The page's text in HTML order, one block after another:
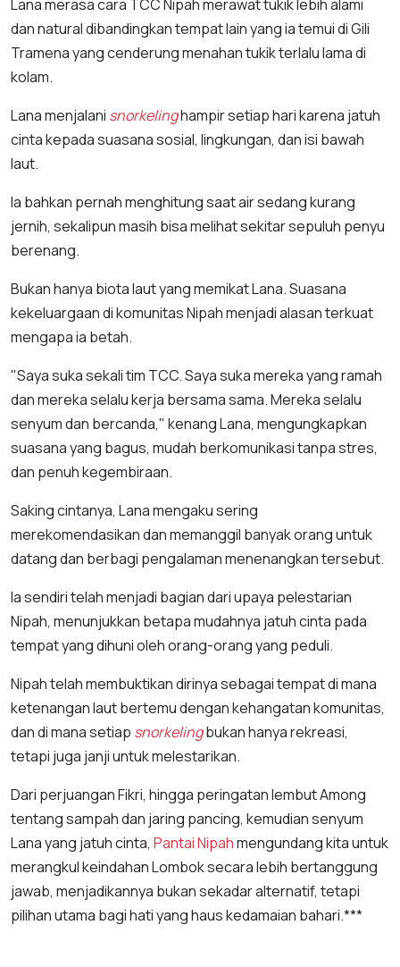
Lana merasa cara TCC Nipah merawat tukik lebih alami
dan natural dibandingkan tempat lain yang ia temui di Gili
Tramena yang cenderung menahan tukik terlalu lama di
kolam.
Lana menjalani snorkelinghampir setiap hari karena jatuh
cinta kepada suasana sosial, lingkungan, dan isi bawah
laut.
Ia bahkan pernah menghitung saat air sedang kurang
jernih, sekalipun masih bisa melihat sekitar sepuluh penyu
berenang.
Bukan hanya biota laut yang memikat Lana. Suasana
kekeluargaan di komunitas Nipah menjadi alasan terkuat
mengapa ia betah.
"Saya suka sekali tim TCC. Saya suka mereka yang ramah
dan mereka selalu kerja bersama sama. Mereka selalu
senyum dan bercanda," kenang Lana, mengungkapkan
suasana yang bagus, mudah berkomunikasi tanpa stres,
dan penuh kegembiraan.
Saking cintanya, Lana mengaku sering
merekomendasikan dan memanggil banyak orang untuk
datang dan berbagi pengalaman menenangkan tersebut.
Ia sendiri telah menjadi bagian dari upaya pelestarian
Nipah, menunjukkan betapa mudahnya jatuh cinta pada
tempat yang dihuni oleh orang-orang yang peduli.
Nipah telah membuktikan dirinya sebagai tempat di mana
ketenangan laut bertemu dengan kehangatan komunitas,
dan di mana setiap snorkelingbukan hanya rekreasi,
tetapi juga janji untuk melestarikan.
Dari perjuangan Fikri, hingga peringatan lembut Among
tentang sampah dan jaring pancing, kemudian senyum
Lana yang jatuh cinta, Pantai Nipahmengundang kita untuk
merangkul keindahan Lombok secara lebih bertanggung
jawab, menjadikannya bukan sekadar alternatif, tetapi
pilihan utama bagi hati yang haus kedamaian bahari.***